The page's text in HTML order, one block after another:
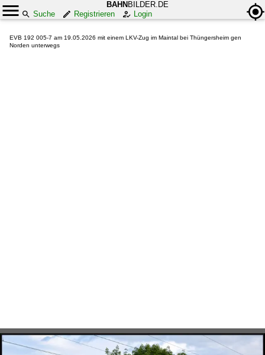
BAHN BILDER.DE
Suche
Registrieren Login
EVB 192 005-7 am 19.05.2026 mit einem LKV-Zug im Maintal bei Thüngersheim gen
Norden unterwegs